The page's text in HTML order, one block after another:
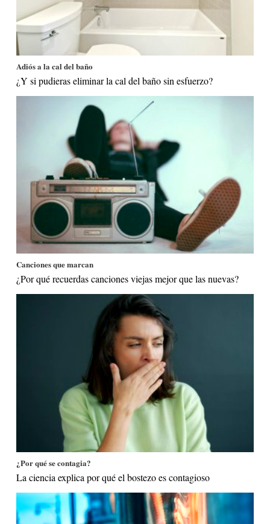
Adiós a la cal del baño
¿Y si pudieras eliminar la cal del baño sin esfuerzo?
Canciones que marcan
¿Por qué recuerdas canciones viejas mejor que las nuevas?
¿Por qué se contagia?
La ciencia explica por qué el bostezo es contagioso